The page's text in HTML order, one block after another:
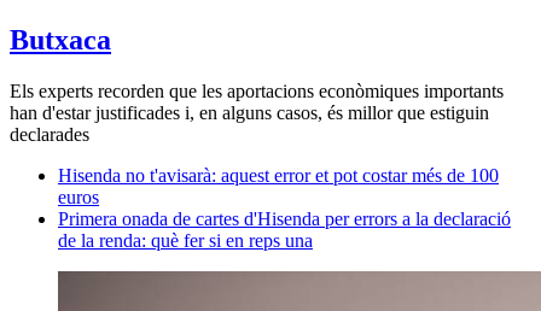
Butxaca
Els experts recorden que les aportacions econòmiques importants
han d'estar justificades i, en alguns casos, és millor que estiguin
declarades
Hisenda no t'avisarà: aquest error et pot costar més de 100
euros
Primera onada de cartes d'Hisenda per errors a la declaració
de la renda: què fer si en reps una